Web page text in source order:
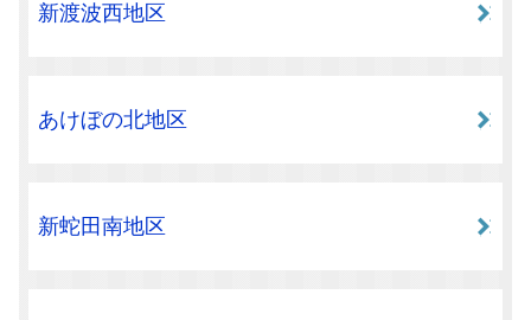
新渡波西地区
あけぼの北地区
新蛇田南地区